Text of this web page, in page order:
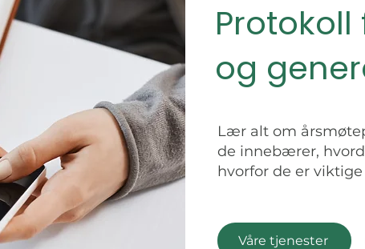
og
Lær alt om
de innebærer,
hvorfor de er
Våre tjenester